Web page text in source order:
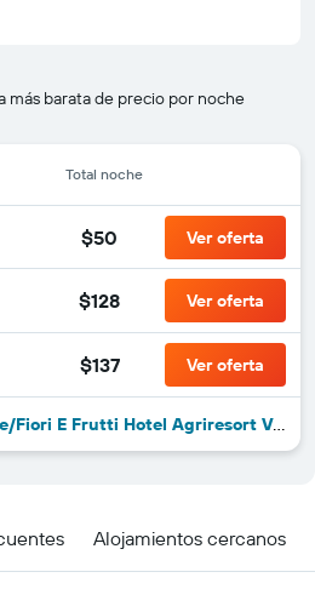
más barata de precio por noche
Total noche
$50 Ver oferta
$128 Ver oferta
$137 Ver oferta
15 ofertas más de Mestre/Fiori E Frutti Hotel Agriresort Venezia Mestre
Alojamientos cercanos